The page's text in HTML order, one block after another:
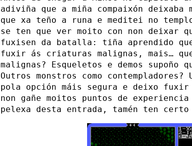
adiviña que a miña compaixón
que xa teño a runa e meditei no
se ten que ver moito con non deixar
fuxisen da batalla: tiña aprendido
fuxir ás criaturas malignas, mais…
malignas? Esqueletos e demos
Outros monstros como
pola opción máis segura e deixo
non gañe moitos puntos de
pelexa desta entrada, tamén ten